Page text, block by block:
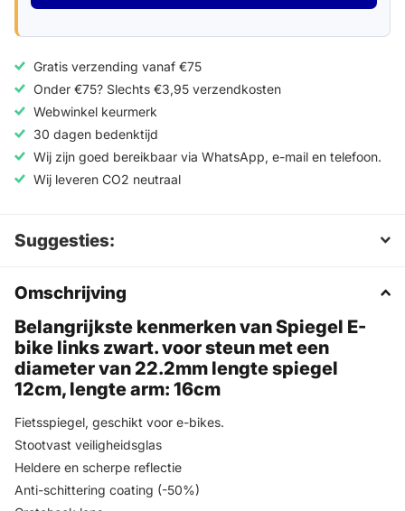
Gratis verzending vanaf €75
Onder €75? Slechts €3,95 verzendkosten
Webwinkel keurmerk
30 dagen bedenktijd
Wij zijn goed bereikbaar via WhatsApp, e-mail en telefoon.
Wij leveren CO2 neutraal
Suggesties:
Omschrijving
Belangrijkste kenmerken van Spiegel E-
bike links zwart. voor steun met een
diameter van 22.2mm lengte spiegel
12cm, lengte arm: 16cm
Fietsspiegel, geschikt voor e-bikes.
Stootvast veiligheidsglas
Heldere en scherpe reflectie
Anti-schittering coating (-50%)